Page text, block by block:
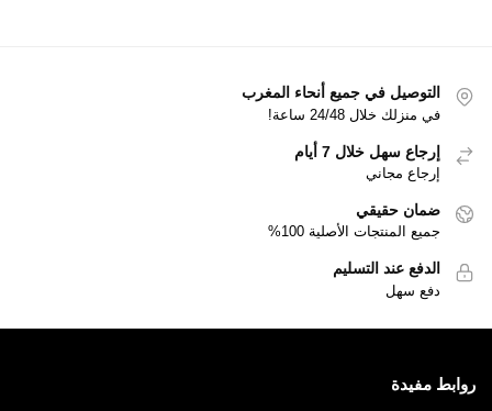
التوصيل في جميع أنحاء المغرب
في منزلك خلال 24/48 ساعة!
إرجاع سهل خلال 7 أيام
إرجاع مجاني
ضمان حقيقي
جميع المنتجات الأصلية 100%
الدفع عند التسليم
دفع سهل
روابط مفيدة